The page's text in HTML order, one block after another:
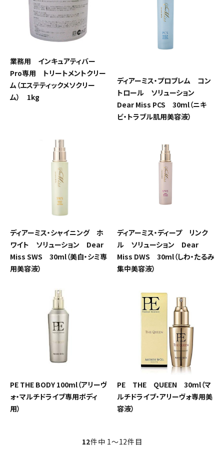
業務用 インキュアティバー
Pro専用 トリートメントクリー
ム（エステティックメソクリー
ム） 1kg
ディアーミス・プロブレム コン
トロール ソリューション
Dear Miss PCS 30ml（ニキ
ビ・トラブル肌用美容液）
ディアーミス・シャイニング ホ
ワイト ソリューション Dear
Miss SWS 30ml（美白・シミ専
用美容液）
ディアーミス・ディープ リンク
ル ソリューション Dear
Miss DWS 30ml（しわ・たるみ
集中美容液）
PE THE BODY 100ml（アリーヴ
ォ・マルチドライブ専用ボディ
用）
PE THE QUEEN 30ml（マ
ルチドライブ・アリーヴォ専用美
容液）
12件中 1〜12件目